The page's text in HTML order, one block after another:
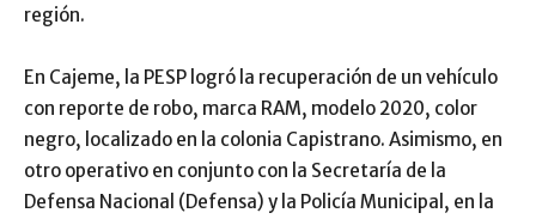
región.
En Cajeme, la PESP logró la recuperación de un vehículo
con reporte de robo, marca RAM, modelo 2020, color
negro, localizado en la colonia Capistrano. Asimismo, en
otro operativo en conjunto con la Secretaría de la
Defensa Nacional (Defensa) y la Policía Municipal, en la